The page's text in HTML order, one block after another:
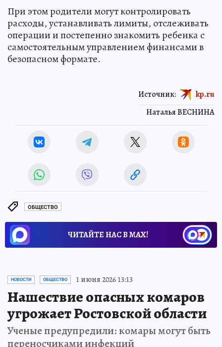
При этом родители могут контролировать
расходы, устанавливать лимиты, отслеживать
операции и постепенно знакомить ребенка с
самостоятельным управлением финансами в
безопасном формате.
Наталья ВЕСНИНА
Источник: kp.ru
ОБЩЕСТВО
ЧИТАЙТЕ НАС В МАХ!
НОВОСТИ ОБЩЕСТВО 1 июня 2026 13:13
Нашествие опасных комаров
угрожает Ростовской области
Ученые предупредили: комары могут быть
переносчиками инфекций